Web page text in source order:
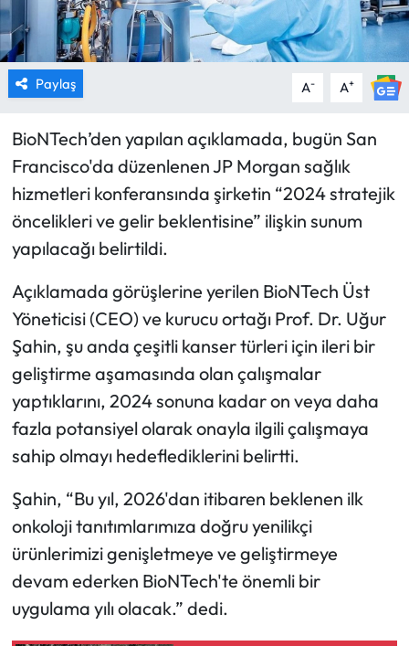
Paylaş A- A+
BioNTech’den yapılan açıklamada, bugün San
Francisco'da düzenlenen JP Morgan sağlık
hizmetleri konferansında şirketin “2024 stratejik
öncelikleri ve gelir beklentisine” ilişkin sunum
yapılacağı belirtildi.
Açıklamada görüşlerine yerilen BioNTech Üst
Yöneticisi (CEO) ve kurucu ortağı Prof. Dr. Uğur
Şahin, şu anda çeşitli kanser türleri için ileri bir
geliştirme aşamasında olan çalışmalar
yaptıklarını, 2024 sonuna kadar on veya daha
fazla potansiyel olarak onayla ilgili çalışmaya
sahip olmayı hedeflediklerini belirtti.
Şahin, “Bu yıl, 2026'dan itibaren beklenen ilk
onkoloji tanıtımlarımıza doğru yenilikçi
ürünlerimizi genişletmeye ve geliştirmeye
devam ederken BioNTech'te önemli bir
uygulama yılı olacak.” dedi.
YAŞAM
RESMİ İLANLAR
HABER İLAN